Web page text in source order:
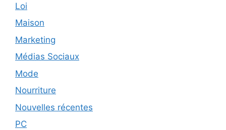
Loi
Maison
Marketing
Médias Sociaux
Mode
Nourriture
Nouvelles récentes
PC